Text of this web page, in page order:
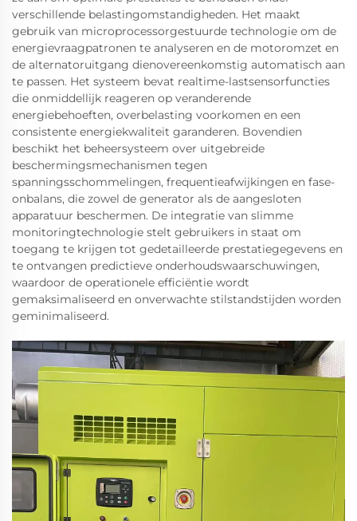
verschillende belastingomstandigheden. Het maakt
gebruik van microprocessorgestuurde technologie om de
energievraagpatronen te analyseren en de motoromzet en
de alternatoruitgang dienovereenkomstig automatisch aan
te passen. Het systeem bevat realtime-lastsensorfuncties
die onmiddellijk reageren op veranderende
energiebehoeften, overbelasting voorkomen en een
consistente energiekwaliteit garanderen. Bovendien
beschikt het beheersysteem over uitgebreide
beschermingsmechanismen tegen
spanningsschommelingen, frequentieafwijkingen en fase-
onbalans, die zowel de generator als de aangesloten
apparatuur beschermen. De integratie van slimme
monitoringtechnologie stelt gebruikers in staat om
toegang te krijgen tot gedetailleerde prestatiegegevens en
te ontvangen predictieve onderhoudswaarschuwingen,
waardoor de operationele efficiëntie wordt
gemaksimaliseerd en onverwachte stilstandstijden worden
geminimaliseerd.